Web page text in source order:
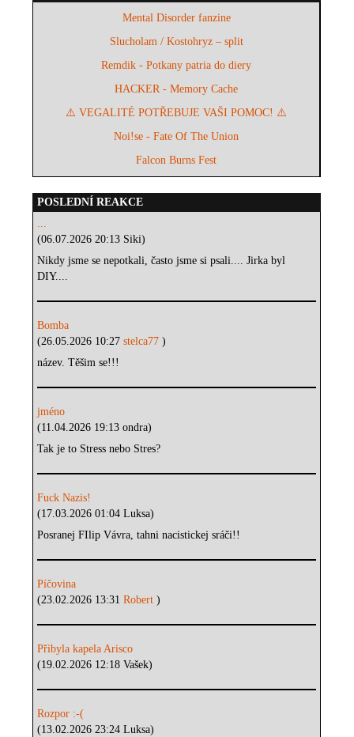
Mental Disorder fanzine
Slucholam / Kostohryz – split
Remdik - Potkany patria do diery
HACKER - Memory Cache
⚠️ VEGALITÉ POTŘEBUJE VAŠI POMOC! ⚠️
Noi!se - Fate Of The Union
Falcon Burns Fest
POSLEDNÍ REAKCE
...
(06.07.2026 20:13 Siki)
Nikdy jsme se nepotkali, často jsme si psali.... Jirka byl
DIY....
Bomba
(26.05.2026 10:27stelca77)
název. Těšim se!!!
jméno
(11.04.2026 19:13 ondra)
Tak je to Stress nebo Stres?
Fuck Nazis!
(17.03.2026 01:04 Luksa)
Posranej FIlip Vávra, tahni nacistickej sráči!!
Píčovina
(23.02.2026 13:31Robert)
Přibyla kapela Arisco
(19.02.2026 12:18 Vašek)
Rozpor :-(
(13.02.2026 23:24 Luksa)